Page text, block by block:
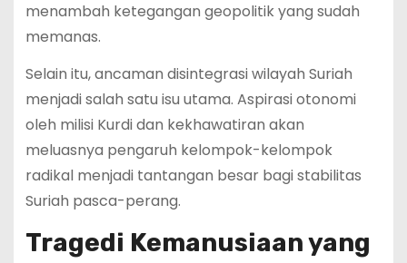
menambah ketegangan geopolitik yang sudah
memanas.
Selain itu, ancaman disintegrasi wilayah Suriah
menjadi salah satu isu utama. Aspirasi otonomi
oleh milisi Kurdi dan kekhawatiran akan
meluasnya pengaruh kelompok-kelompok
radikal menjadi tantangan besar bagi stabilitas
Suriah pasca-perang.
Tragedi Kemanusiaan yang